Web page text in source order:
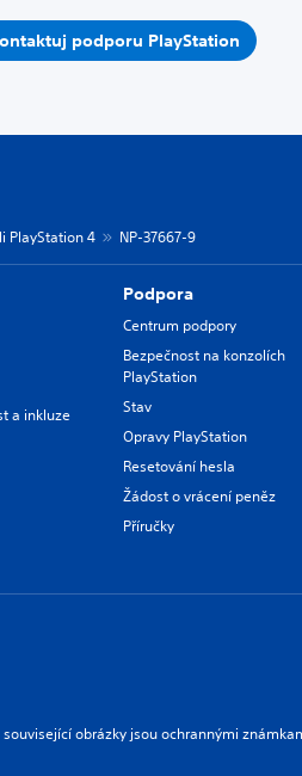
podporu PlayStation
PlayStation 4 NP-37667-9
a inkluze
Podpora
Centrum podpory
Bezpečnost na konzolích
PlayStation
Stav
Opravy PlayStation
Resetování hesla
Žádost o vrácení peněz
Příručky
obrázky jsou ochrannými